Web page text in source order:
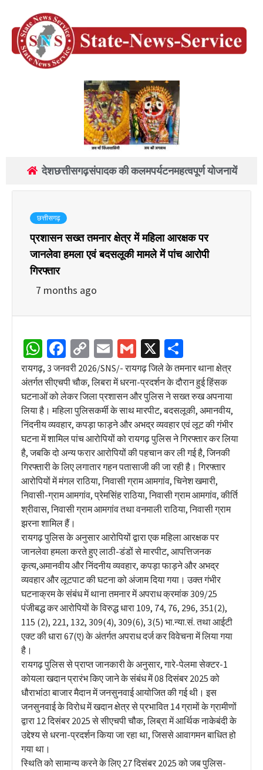
देशछत्तीसगढ़संपादक की कलमपर्यटनमहत्वपूर्ण योजनायें
छत्तीसगढ़
प्रशासन सख्त तमनार क्षेत्र में महिला आरक्षक पर
जानलेवा हमला एवं बदसलूकी मामले में पांच आरोपी
गिरफ्तार
7 months ago
WhatsApp
Facebook
Copy
Link
EmailGmail
X
रायगढ़, 3 जनवरी 2026/SNS/- रायगढ़ जिले के तमनार थाना क्षेत्र
अंतर्गत सीएचपी चौक, लिबरा में धरना-प्रदर्शन के दौरान हुई हिंसक
घटनाओं को लेकर जिला प्रशासन और पुलिस ने सख्त रुख अपनाया
लिया है। महिला पुलिसकर्मी के साथ मारपीट, बदसलूकी, अमानवीय,
निंदनीय व्यवहार, कपड़ा फाड़ने और अभद्र व्यवहार एवं लूट की गंभीर
घटना में शामिल पांच आरोपियों को रायगढ़ पुलिस ने गिरफ्तार कर लिया
है, जबकि दो अन्य फरार आरोपियों की पहचान कर ली गई है, जिनकी
गिरफ्तारी के लिए लगातार गहन पतासाजी की जा रही है। गिरफ्तार
आरोपियों में मंगल राठिया, निवासी ग्राम आमगांव, चिनेश खमारी,
निवासी-ग्राम आमगांव, प्रेमसिंह राठिया, निवासी ग्राम आमगांव, कीर्ति
श्रीवास, निवासी ग्राम आमगांव तथा वनमाली राठिया, निवासी ग्राम
झरना शामिल हैं।
रायगढ़ पुलिस के अनुसार आरोपियों द्वारा एक महिला आरक्षक पर
जानलेवा हमला करते हुए लाठी-डंडों से मारपीट, आपत्तिजनक
कृत्य,अमानवीय और निंदनीय व्यवहार, कपड़ा फाड़ने और अभद्र
व्यवहार और लूटपाट की घटना को अंजाम दिया गया। उक्त गंभीर
घटनाक्रम के संबंध में थाना तमनार में अपराध क्रमांक 309/25
पंजीबद्ध कर आरोपियों के विरुद्ध धारा 109, 74, 76, 296, 351(2),
115 (2), 221, 132, 309(4), 309(6), 3(5) भा.न्या.सं. तथा आईटी
एक्ट की धारा 67(ए) के अंतर्गत अपराध दर्ज कर विवेचना में लिया गया
है।
रायगढ़ पुलिस से प्राप्त जानकारी के अनुसार, गारे-पेलमा सेक्टर-1
कोयला खदान प्रारंभ किए जाने के संबंध में 08 दिसंबर 2025 को
धौराभांठा बाजार मैदान में जनसुनवाई आयोजित की गई थी। इस
जनसुनवाई के विरोध में खदान क्षेत्र से प्रभावित 14 ग्रामों के ग्रामीणों
द्वारा 12 दिसंबर 2025 से सीएचपी चौक, लिब्रा में आर्थिक नाकेबंदी के
उद्देश्य से धरना-प्रदर्शन किया जा रहा था, जिससे आवागमन बाधित हो
गया था।
स्थिति को सामान्य करने के लिए 27 दिसंबर 2025 को जब पुलिस-